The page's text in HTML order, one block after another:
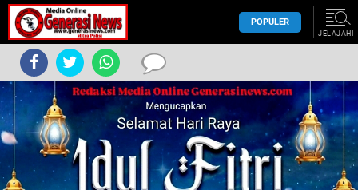
POPULER
JELAJAHI